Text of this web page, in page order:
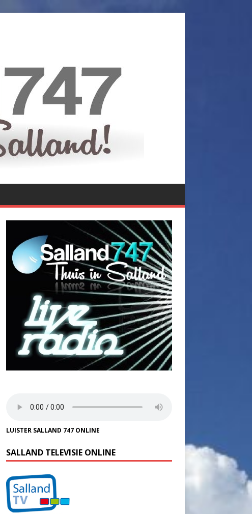
LUISTER SALLAND 747 ONLINE
SALLAND TELEVISIE ONLINE